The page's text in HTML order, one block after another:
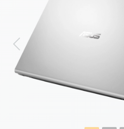
Previous